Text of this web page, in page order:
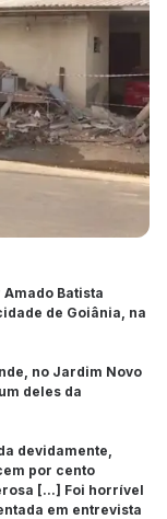
Batista
de Goiânia, na
no Jardim Novo
deles da
devidamente,
por cento
[...] Foi horrível
em entrevista